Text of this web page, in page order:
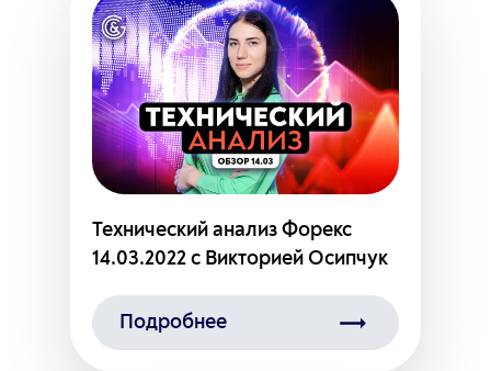
Технический анализ Форекс
14.03.2022 с Викторией Осипчук
Подробнее